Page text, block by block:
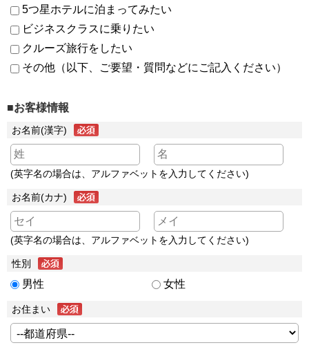
5つ星ホテルに泊まってみたい
ビジネスクラスに乗りたい
クルーズ旅行をしたい
その他（以下、ご要望・質問などにご記入ください）
■お客様情報
お名前(漢字)
(英字名の場合は、アルファベットを入力してください)
お名前(カナ)
(英字名の場合は、アルファベットを入力してください)
性別
男性 女性
お住まい